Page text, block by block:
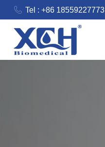
Tel : +86 18559227773